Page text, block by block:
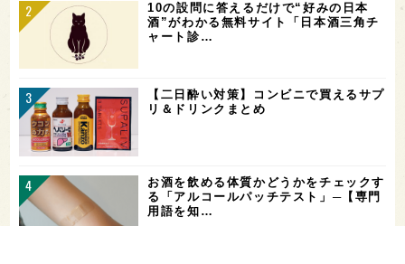
10の設問に答えるだけで“好みの日本
酒”がわかる無料サイト「日本酒三角チ
ャート診…
【二日酔い対策】コンビニで買えるサプ
リ＆ドリンクまとめ
お酒を飲める体質かどうかをチェックす
る「アルコールパッチテスト」─【専門
用語を知…